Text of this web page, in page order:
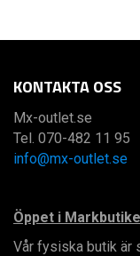
KONTAKTA OSS
Mx-outlet.se
Tel. 070-482 11 95
info@mx-outlet.se
Öppet i
Vår fysiska butik är